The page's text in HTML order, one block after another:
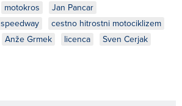
motokros
Jan Pancar
speedway
cestno hitrostni motociklizem
Anže Grmek licenca Sven Cerjak